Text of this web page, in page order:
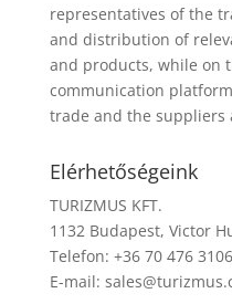
representatives of the
and distribution of
and products, while on
communication
trade and the suppliers
Elérhetőségeink
TURIZMUS KFT.
1132 Budapest, Victor
Telefon: +36 70 476 3106
E-mail: